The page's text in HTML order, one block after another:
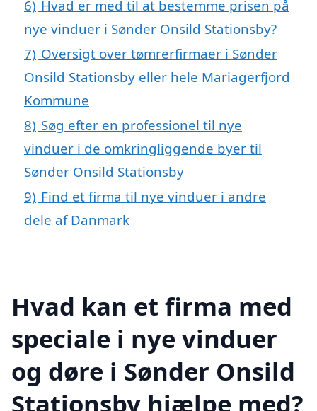
6) Hvad er med til at bestemme prisen på
nye vinduer i Sønder Onsild Stationsby?
7) Oversigt over tømrerfirmaer i Sønder
Onsild Stationsby eller hele Mariagerfjord
Kommune
8) Søg efter en professionel til nye
vinduer i de omkringliggende byer til
Sønder Onsild Stationsby
9) Find et firma til nye vinduer i andre
dele af Danmark
Hvad kan et firma med
speciale i nye vinduer
og døre i Sønder Onsild
Stationsby hjælpe med?